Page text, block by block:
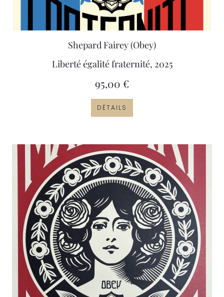
Shepard Fairey (Obey)
Liberté égalité fraternité, 2025
95,00 €
DÉTAILS